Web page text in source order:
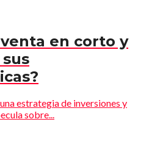
en corto y
estrategia de inversiones y
sobre...